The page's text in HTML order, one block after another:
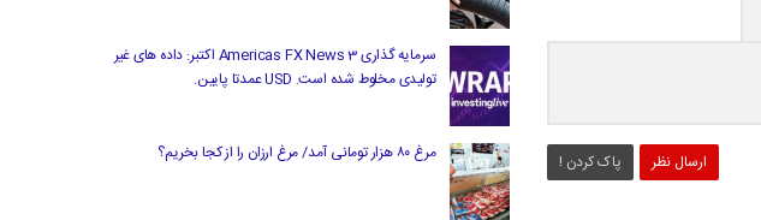
ارسال نظر پاک کردن !
سرمایه گذاری Americas FX News 3 اکتبر: داده های غیر
تولیدی مخلوط شده است. USD عمدتا پایین.
مرغ ۸۰ هزار تومانی آمد/ مرغ ارزان را از کجا بخریم؟